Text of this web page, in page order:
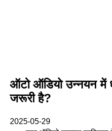
ऑटो ऑडियो उन्नयन में
जरूरी है?
2025-05-29